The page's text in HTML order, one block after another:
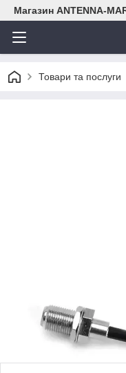
Магазин ANTENNA-
Товари та послуги